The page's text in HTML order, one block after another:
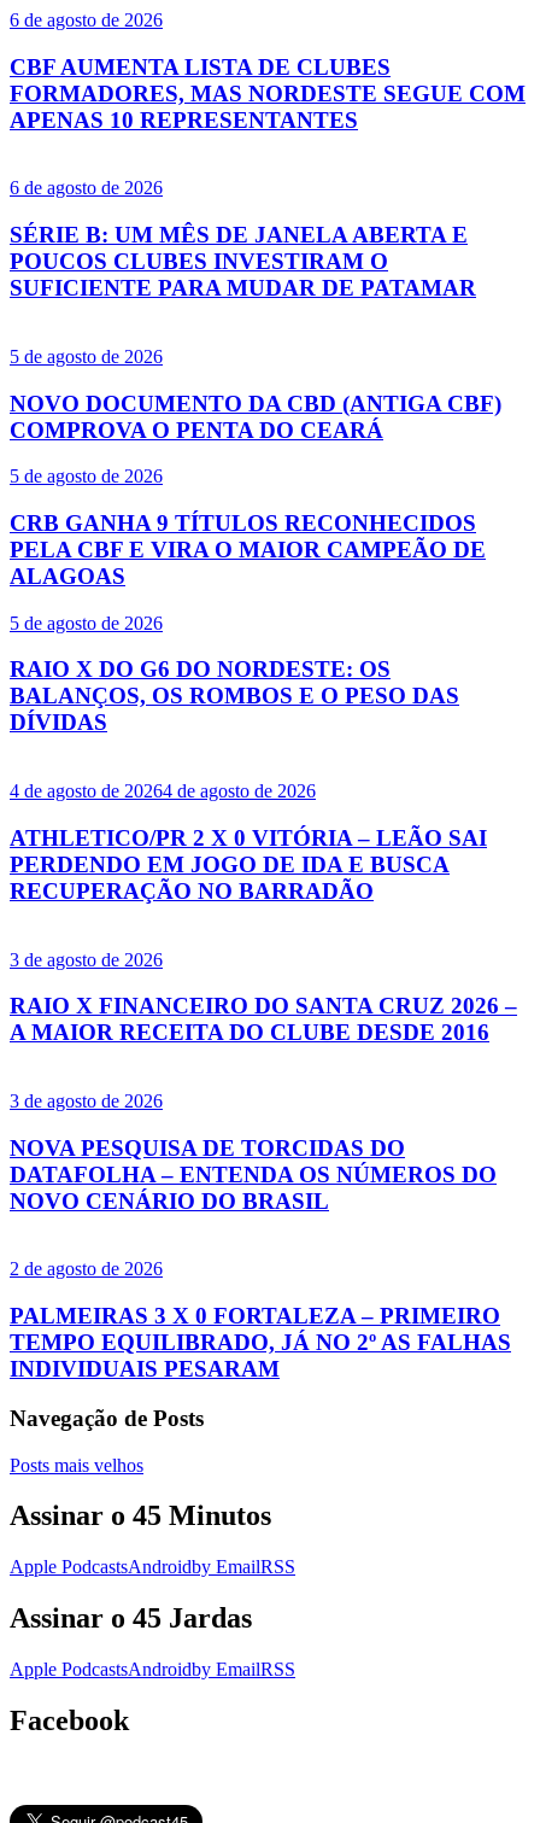
6 de agosto de 2026
CBF AUMENTA LISTA DE CLUBES
FORMADORES, MAS NORDESTE SEGUE COM
APENAS 10 REPRESENTANTES
6 de agosto de 2026
SÉRIE B: UM MÊS DE JANELA ABERTA E
POUCOS CLUBES INVESTIRAM O
SUFICIENTE PARA MUDAR DE PATAMAR
5 de agosto de 2026
NOVO DOCUMENTO DA CBD (ANTIGA CBF)
COMPROVA O PENTA DO CEARÁ
5 de agosto de 2026
CRB GANHA 9 TÍTULOS RECONHECIDOS
PELA CBF E VIRA O MAIOR CAMPEÃO DE
ALAGOAS
5 de agosto de 2026
RAIO X DO G6 DO NORDESTE: OS
BALANÇOS, OS ROMBOS E O PESO DAS
DÍVIDAS
4 de agosto de 20264 de agosto de 2026
ATHLETICO/PR 2 X 0 VITÓRIA – LEÃO SAI
PERDENDO EM JOGO DE IDA E BUSCA
RECUPERAÇÃO NO BARRADÃO
3 de agosto de 2026
RAIO X FINANCEIRO DO SANTA CRUZ 2026 –
A MAIOR RECEITA DO CLUBE DESDE 2016
3 de agosto de 2026
NOVA PESQUISA DE TORCIDAS DO
DATAFOLHA – ENTENDA OS NÚMEROS DO
NOVO CENÁRIO DO BRASIL
2 de agosto de 2026
PALMEIRAS 3 X 0 FORTALEZA – PRIMEIRO
TEMPO EQUILIBRADO, JÁ NO 2º AS FALHAS
INDIVIDUAIS PESARAM
Navegação de Posts
Posts mais velhos
Assinar o 45 Minutos
Apple PodcastsAndroidby EmailRSS
Assinar o 45 Jardas
Apple PodcastsAndroidby EmailRSS
Facebook